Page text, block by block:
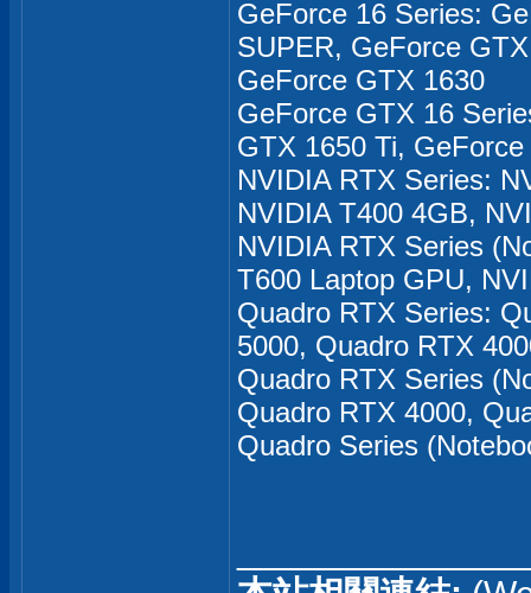
GeForce 16 Series:
SUPER, GeForce
GeForce GTX 1630
GeForce GTX 16
GTX 1650 Ti,
NVIDIA RTX Series:
NVIDIA T400 4GB,
NVIDIA RTX Series
T600 Laptop GPU,
Quadro RTX Series:
5000, Quadro RTX
Quadro RTX Series
Quadro RTX 4000,
Quadro Series